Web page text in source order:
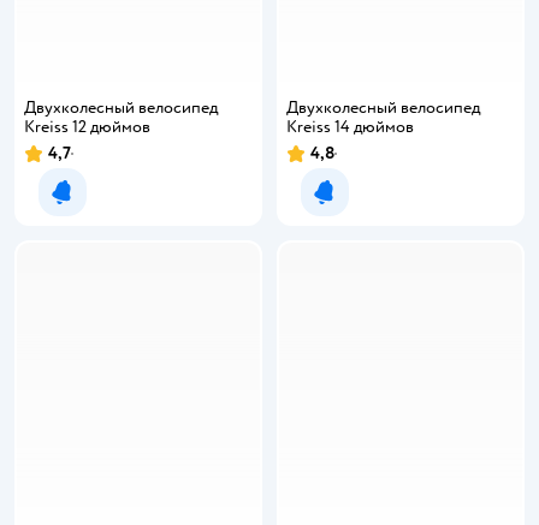
Двухколесный велосипед
Kreiss 12 дюймов
4,7
Уведомить о появлении
Двухколесный велосипед
Kreiss 14 дюймов
4,8
Уведомить о появлении